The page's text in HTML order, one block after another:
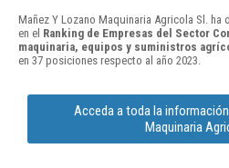
Mañez Y Lozano Maquinaria Agricola Sl. ha
en el Ranking de Empresas del Sector
maquinaria, equipos y suministros
en 37 posiciones respecto al año 2023.
Acceda a toda la
Maquinaria